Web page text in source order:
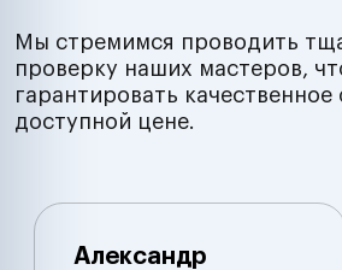
Мы стремимся проводить
проверку наших мастеров,
гарантировать
доступной цене.
Александр